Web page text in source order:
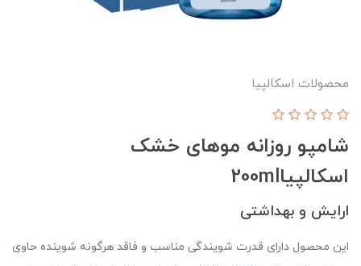
محصولات اسکالپیا
شامپو روزانه موهای خشک
اسکالپیا200ml
ارایش و بهداشتی
این محصول دارای قدرت شویندگی مناسب و فاقد هرگونه شوینده حاوی